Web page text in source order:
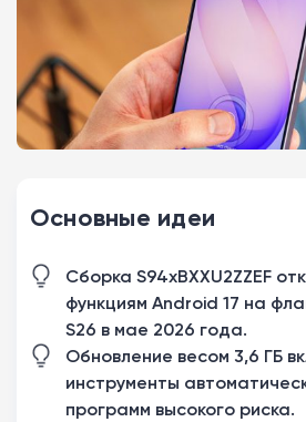
Основные идеи
Сборка S94xBXXU2ZZEF
функциям Android 17 на
S26 в мае 2026 года.
Обновление весом 3,6 ГБ
инструменты
программ высокого риска.